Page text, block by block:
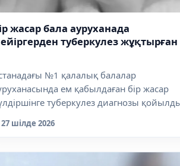
жасар бала ауруханада
туберкулез жұқтырған
№1 қалалық балалар
ем қабылдаған бір жасар
туберкулез диагнозы
27 шілде 2026